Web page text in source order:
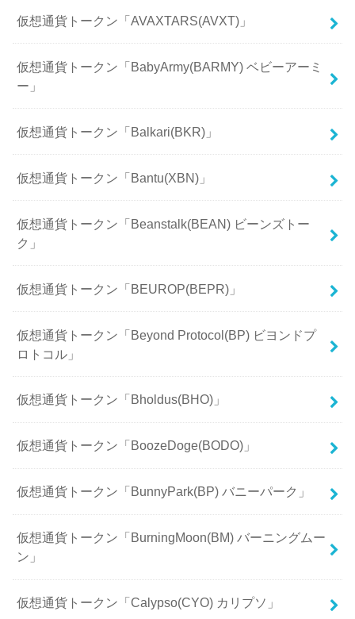
仮想通貨トークン「AVAXTARS(AVXT)」
仮想通貨トークン「BabyArmy(BARMY) ベビーアーミ
ー」
仮想通貨トークン「Balkari(BKR)」
仮想通貨トークン「Bantu(XBN)」
仮想通貨トークン「Beanstalk(BEAN) ビーンズトー
ク」
仮想通貨トークン「BEUROP(BEPR)」
仮想通貨トークン「Beyond Protocol(BP) ビヨンドプ
ロトコル」
仮想通貨トークン「Bholdus(BHO)」
仮想通貨トークン「BoozeDoge(BODO)」
仮想通貨トークン「BunnyPark(BP) バニーパーク」
仮想通貨トークン「BurningMoon(BM) バーニングムー
ン」
仮想通貨トークン「Calypso(CYO) カリプソ」